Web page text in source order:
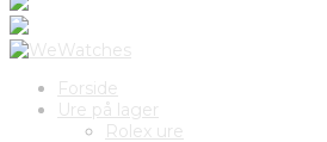
Forside
Ure på lager
Rolex ure